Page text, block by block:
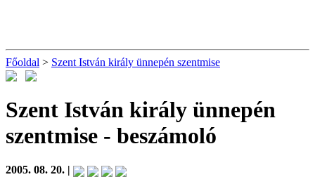
Főoldal > Szent István király ünnepén szentmise
Szent István király ünnepén
szentmise - beszámoló
2005. 08. 20. |